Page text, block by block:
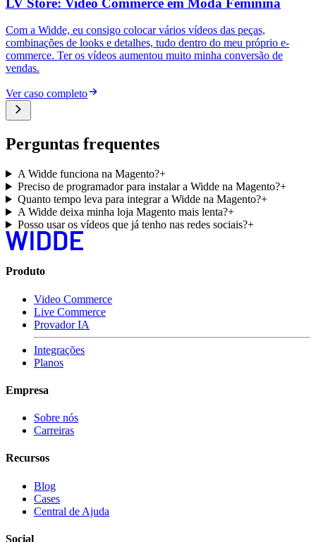
Com a Widde, eu consigo colocar vários vídeos das peças,
combinações de looks e detalhes, tudo dentro do meu próprio e-
commerce. Ter os vídeos aumentou muito minha conversão de
vendas.
Ver caso completo
Perguntas frequentes
A Widde funciona na Magento?+
Preciso de programador para instalar a Widde na Magento?+
Quanto tempo leva para integrar a Widde na Magento?+
A Widde deixa minha loja Magento mais lenta?+
Posso usar os vídeos que já tenho nas redes sociais?+
Produto
Video Commerce
Live Commerce
Provador IA
Integrações
Planos
Empresa
Sobre nós
Carreiras
Recursos
Blog
Cases
Central de Ajuda
Social